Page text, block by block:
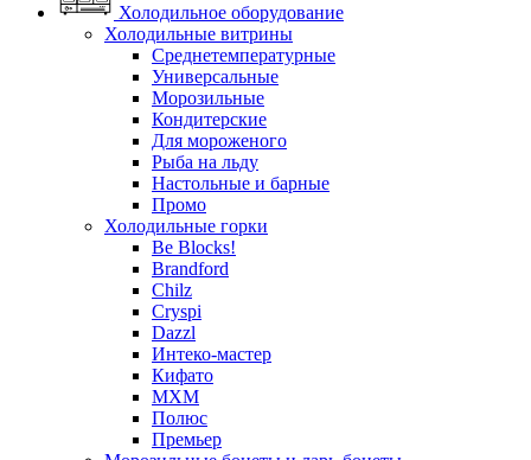
Холодильное оборудование
Холодильные витрины
Среднетемпературные
Универсальные
Морозильные
Кондитерские
Для мороженого
Рыба на льду
Настольные и барные
Промо
Холодильные горки
Be Blocks!
Brandford
Chilz
Cryspi
Dazzl
Интеко-мастер
Кифато
МХМ
Полюс
Премьер